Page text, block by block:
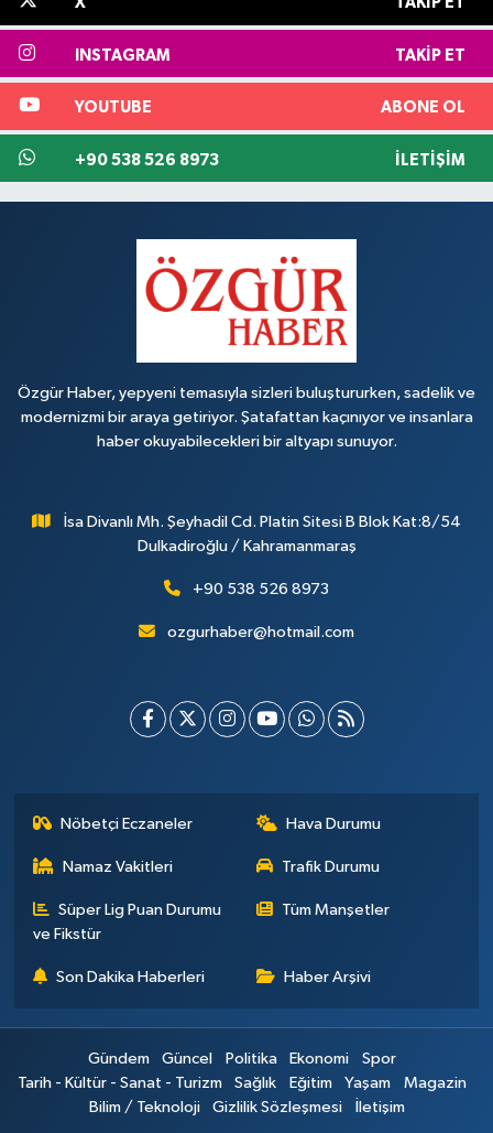
INSTAGRAM TAKIP ET
YOUTUBE ABONE OL
+90 538 526 8973 İLETIŞIM
Özgür Haber, yepyeni temasıyla sizleri buluştururken, sadelik ve
modernizmi bir araya getiriyor. Şatafattan kaçınıyor ve insanlara
haber okuyabilecekleri bir altyapı sunuyor.
İsa Divanlı Mh. Şeyhadil Cd. Platin Sitesi B Blok Kat:8/54
Dulkadiroğlu / Kahramanmaraş
+90 538 526 8973
ozgurhaber@hotmail.com
Nöbetçi Eczaneler Hava Durumu
Namaz Vakitleri Trafik Durumu
Süper Lig Puan Durumu
ve Fikstür
Tüm Manşetler
Son Dakika Haberleri Haber Arşivi
Gündem Güncel Politika Ekonomi
Spor
Tarih - Kültür - Sanat - Turizm
Sağlık Eğitim Yaşam
Magazin
Bilim / Teknoloji
Gizlilik Sözleşmesi İletişim